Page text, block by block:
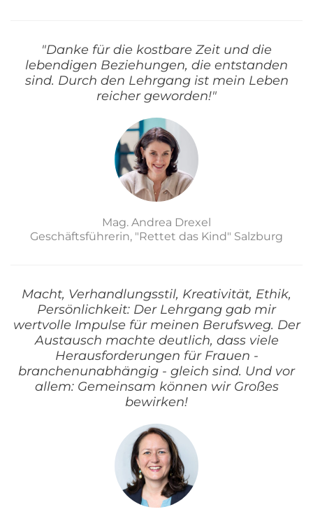
"Danke für die kostbare Zeit und die
lebendigen Beziehungen, die entstanden
sind. Durch den Lehrgang ist mein Leben
reicher geworden!"
Mag. Andrea Drexel
Geschäftsführerin, "Rettet das Kind" Salzburg
Macht, Verhandlungsstil, Kreativität, Ethik,
Persönlichkeit: Der Lehrgang gab mir
wertvolle Impulse für meinen Berufsweg. Der
Austausch machte deutlich, dass viele
Herausforderungen für Frauen -
branchenunabhängig - gleich sind. Und vor
allem: Gemeinsam können wir Großes
bewirken!